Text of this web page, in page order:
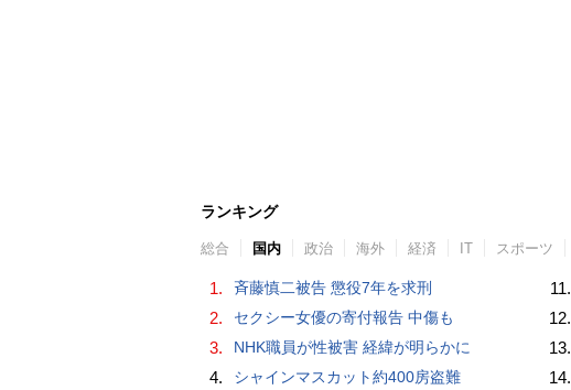
ランキング
総合 国内 政治 海外 経済 IT スポーツ
1. 斉藤慎二被告 懲役7年を求刑
2. セクシー女優の寄付報告 中傷も
3. NHK職員が性被害 経緯が明らかに
4. シャインマスカット約400房盗難
11.
12.
13.
14.